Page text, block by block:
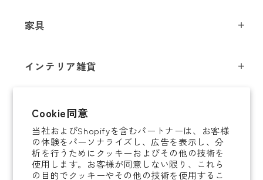
Cookie同意
当社およびShopifyを含むパートナーは、お客様
の体験をパーソナライズし、広告を表示し、分
析を行うためにクッキーおよびその他の技術を
使用します。お客様が同意しない限り、これら
の目的でクッキーやその他の技術を使用するこ
シーリングライト
テーブルライト
ブラケットライト
タスクライト
ポータブルライト
家具
チェア
ソファ / ベンチ
デスク
ミラー
インテリア雑貨
オブジェ
掛時計
置時計
腕時計
即納商品
即納商品
ご案内
法人取引のご案内